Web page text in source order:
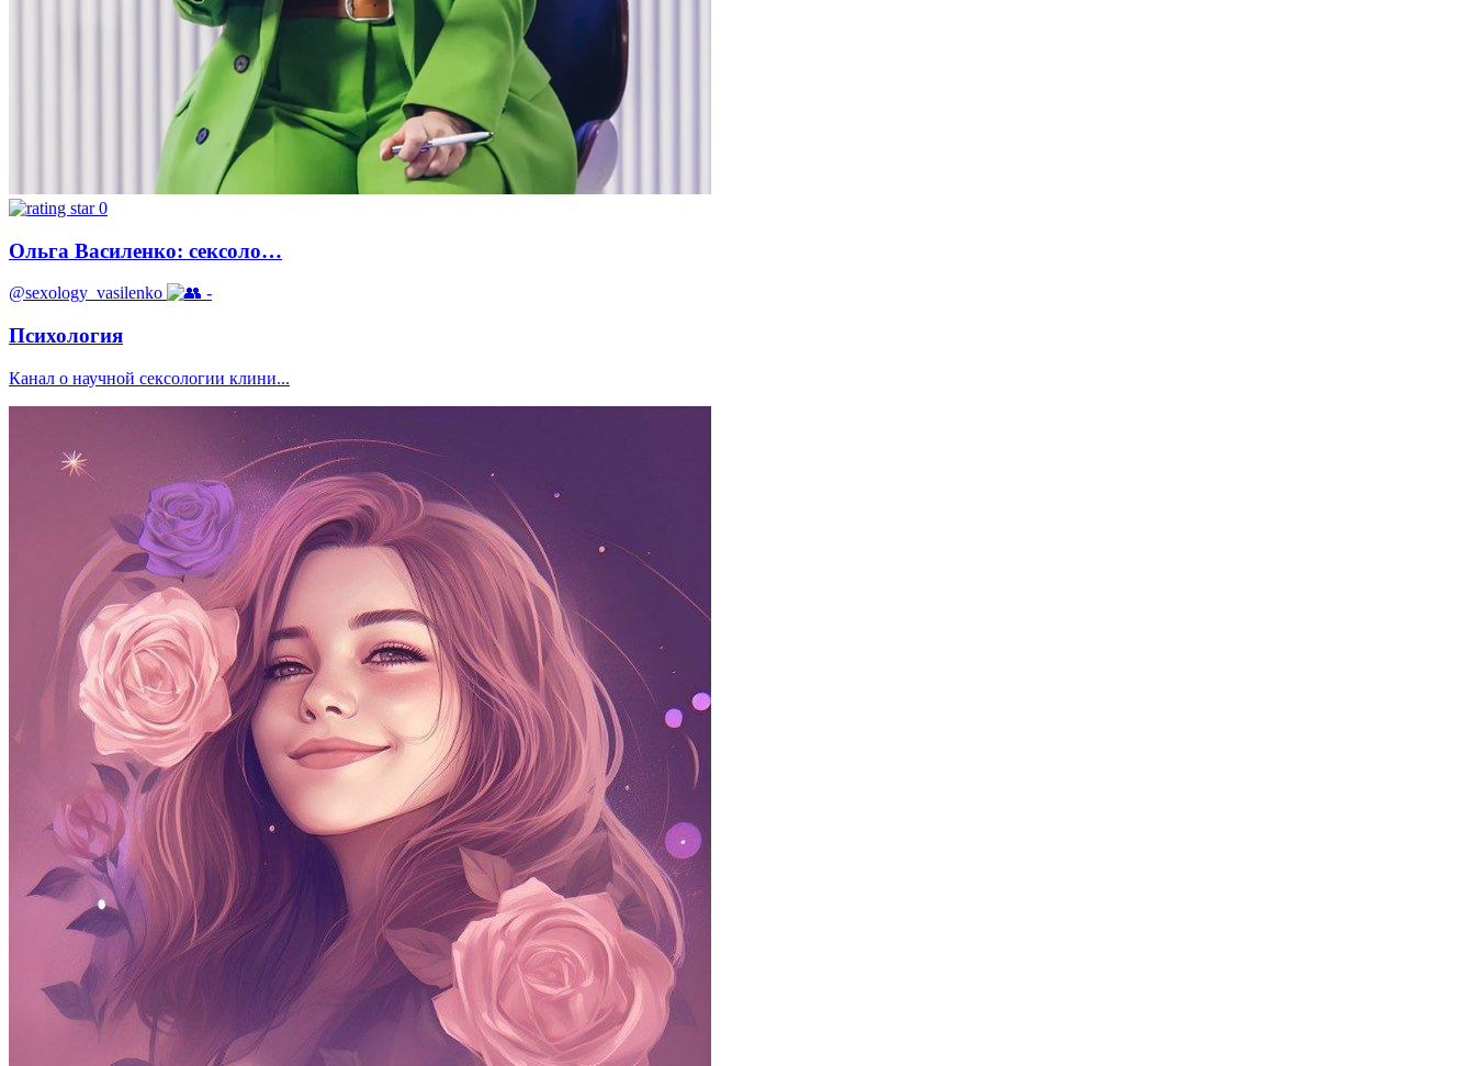
0
Ольга Василенко: сексоло…
@sexology_vasilenko -
Психология
Канал о научной сексологии клини...